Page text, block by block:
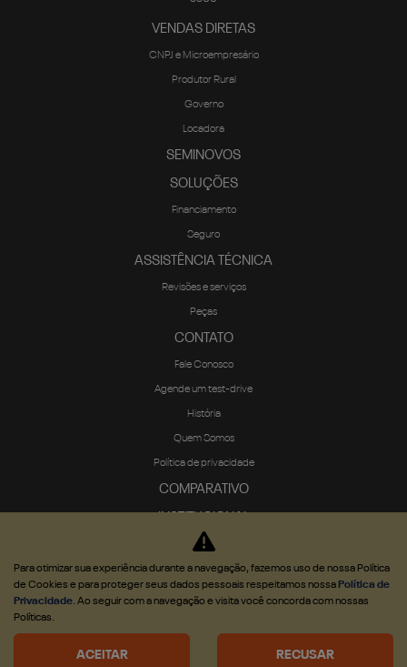
VENDAS DIRETAS
CNPJ e Microempresário
Produtor Rural
Governo
Locadora
SEMINOVOS
SOLUÇÕES
Financiamento
Seguro
ASSISTÊNCIA TÉCNICA
Revisões e serviços
Peças
CONTATO
Fale Conosco
Agende um test-drive
História
Quem Somos
Política de privacidade
COMPARATIVO
Programa de Compliance
BLOG
Para otimizar sua experiência durante a navegação, fazemos uso de nossa Política
de Cookies e para proteger seus dados pessoais respeitamos nossa Política de
Privacidade. Ao seguir com a navegação e visita você concorda com nossas
Políticas.
ACEITAR RECUSAR